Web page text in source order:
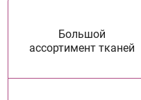
Большой
ассортимент тканей